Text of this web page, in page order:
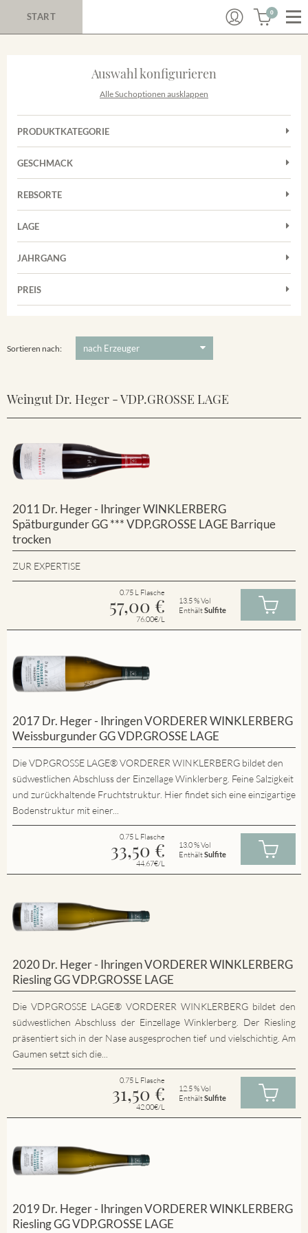
START 0
Auswahl konfigurieren
Alle Suchoptionen ausklappen
PRODUKTKATEGORIE
Cuvées
Rosé
Weißwein
GESCHMACK
Trocken
REBSORTE
Chardonnay
Grauburgunder
Riesling
LAGE
Achkarrer Schlossberg
Vorderer Winklerberg
Winklerberg Hinter Winklen
JAHRGANG
PREIS
Sortieren nach:
Weingut Dr. Heger - VDP.GROSSE LAGE
2011 Dr. Heger - Ihringer WINKLERBERG
Spätburgunder GG *** VDP.GROSSE LAGE Barrique
trocken
ZUR EXPERTISE
0.75 L Flasche
57,00 €
76.00€/L
13.5 % Vol
EnthältSulfite
2017 Dr. Heger - Ihringen VORDERER WINKLERBERG
Weissburgunder GG VDP.GROSSE LAGE
Die VDP.GROSSE LAGE® VORDERER WINKLERBERG bildet den
südwestlichen Abschluss der Einzellage Winklerberg. Feine Salzigkeit
und zurückhaltende Fruchtstruktur. Hier findet sich eine einzigartige
Bodenstruktur mit einer...
0.75 L Flasche
33,50 €
44.67€/L
13.0 % Vol
EnthältSulfite
2020 Dr. Heger - Ihringen VORDERER WINKLERBERG
Riesling GG VDP.GROSSE LAGE
Die VDP.GROSSE LAGE® VORDERER WINKLERBERG bildet den
südwestlichen Abschluss der Einzellage Winklerberg. Der Riesling
präsentiert sich in der Nase ausgesprochen tief und vielschichtig. Am
Gaumen setzt sich die...
0.75 L Flasche
31,50 €
42.00€/L
12.5 % Vol
EnthältSulfite
2019 Dr. Heger - Ihringen VORDERER WINKLERBERG
Riesling GG VDP.GROSSE LAGE